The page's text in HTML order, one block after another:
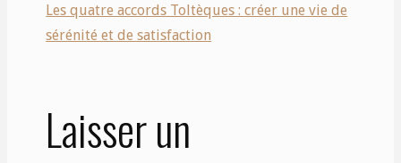
Les quatre accords Toltèques : créer une vie de
sérénité et de satisfaction
Laisser un